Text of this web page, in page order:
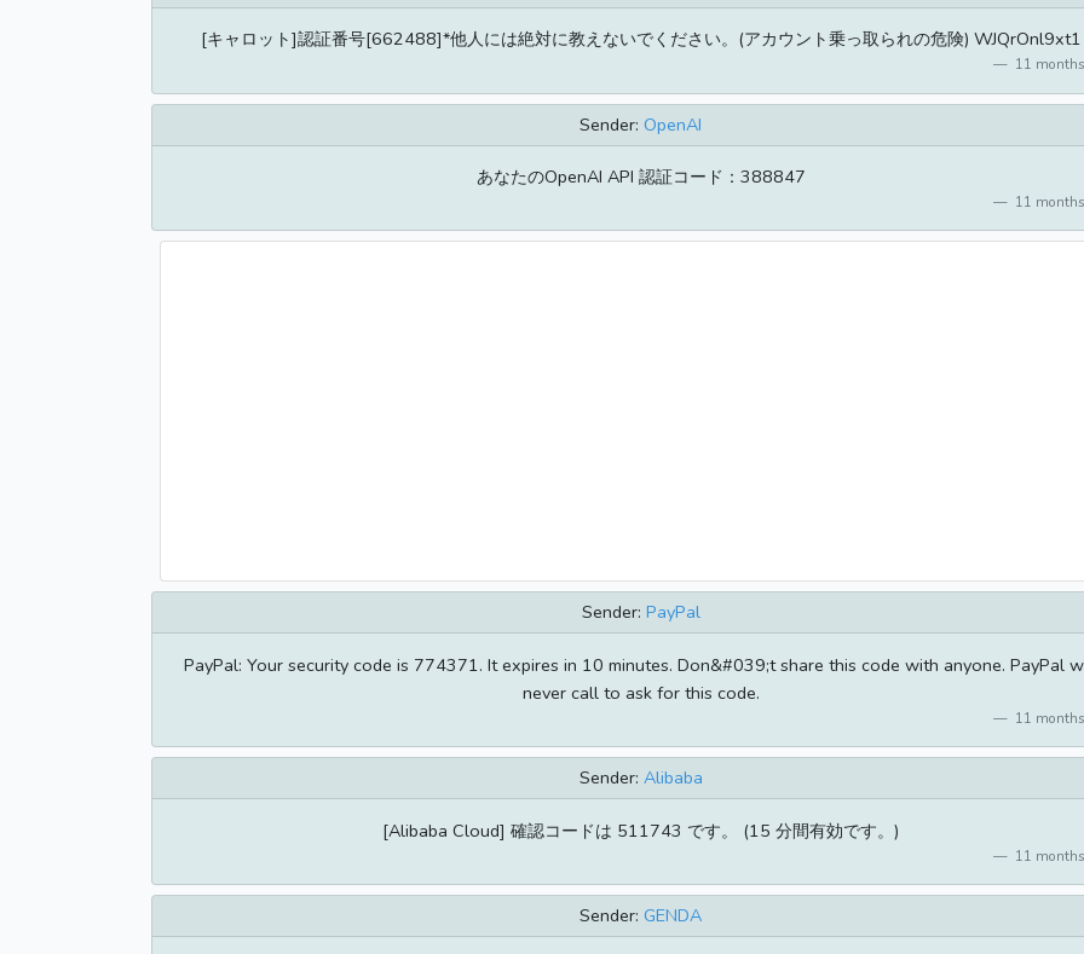
[キャロット]認証番号[662488]*他人には絶対に教えないでください。(アカウント乗っ取られの危険) WJQrOnl9xt1
11
Sender: OpenAI
あなたのOpenAI API 認証コード：388847
11
Sender: PayPal
PayPal: Your security code is 774371. It expires in 10 minutes. Don&#039;t share this code with anyone. PayPal
never call to ask for this code.
11
Sender: Alibaba
[Alibaba Cloud] 確認コードは 511743 です。 (15 分間有効です。)
11
Sender: GENDA